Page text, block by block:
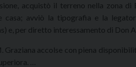
acquistò il terreno nella zona
casa; avviò la tipografia e la
e, per diretto interessamento di Don
Graziana accolse con piena
…